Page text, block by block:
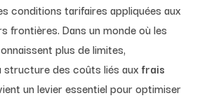
conditions tarifaires appliquées aux
frontières. Dans un monde où les
plus de limites,
structure des coûts liés aux frais
un levier essentiel pour optimiser